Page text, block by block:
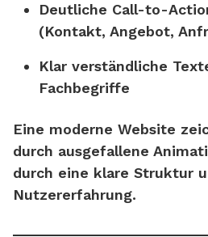
Deutliche Call-to-
(Kontakt, Angebot,
Klar verständliche
Fachbegriffe
Eine moderne Website
durch ausgefallene
durch eine klare Struktur
Nutzererfahrung.